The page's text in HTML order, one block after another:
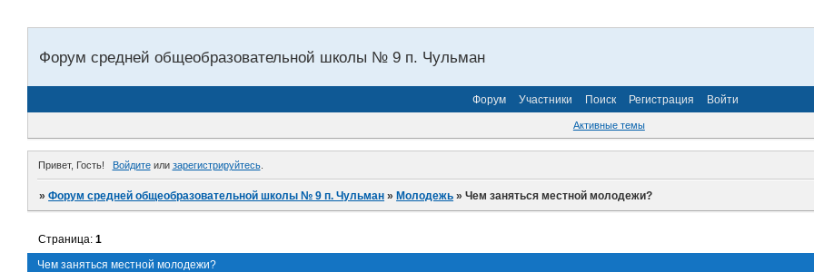
Форум средней общеобразовательной школы № 9 п. Чульман
Форум Участники Поиск Регистрация Войти
Активные темы
Привет, Гость! Войдитеили зарегистрируйтесь.
»Форум средней общеобразовательной школы № 9 п. Чульман »Молодежь »Чем заняться местной молодежи?
Чем заняться местной молодежи?
Страница:1